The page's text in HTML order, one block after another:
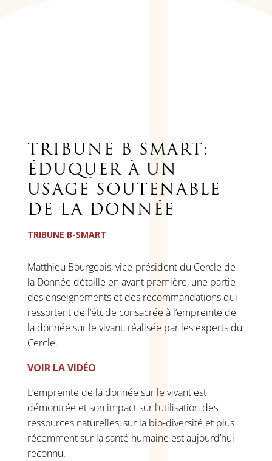
TRIBUNE B SMART:
ÉDUQUER À UN
USAGE SOUTENABLE
DE LA DONNÉE
TRIBUNE B-SMART
Matthieu Bourgeois, vice-président du Cercle de
la Donnée détaille en avant première, une partie
des enseignements et des recommandations qui
ressortent de l’étude consacrée à l’empreinte de
la donnée sur le vivant, réalisée par les experts du
Cercle.
VOIR LAVIDÉO
L’empreinte de la donnée sur le vivant est
démontrée et son impact sur l’utilisation des
ressources naturelles, sur la bio-diversité et plus
récemment sur la santé humaine est aujourd’hui
reconnu.